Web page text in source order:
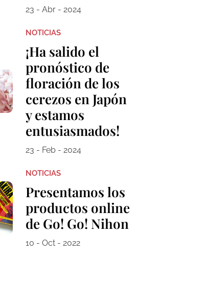
23 - Abr - 2024
NOTICIAS
¡Ha salido el
pronóstico de
floración de los
cerezos en Japón
y estamos
entusiasmados!
23 - Feb - 2024
NOTICIAS
Presentamos los
productos online
de Go! Go! Nihon
10 - Oct - 2022